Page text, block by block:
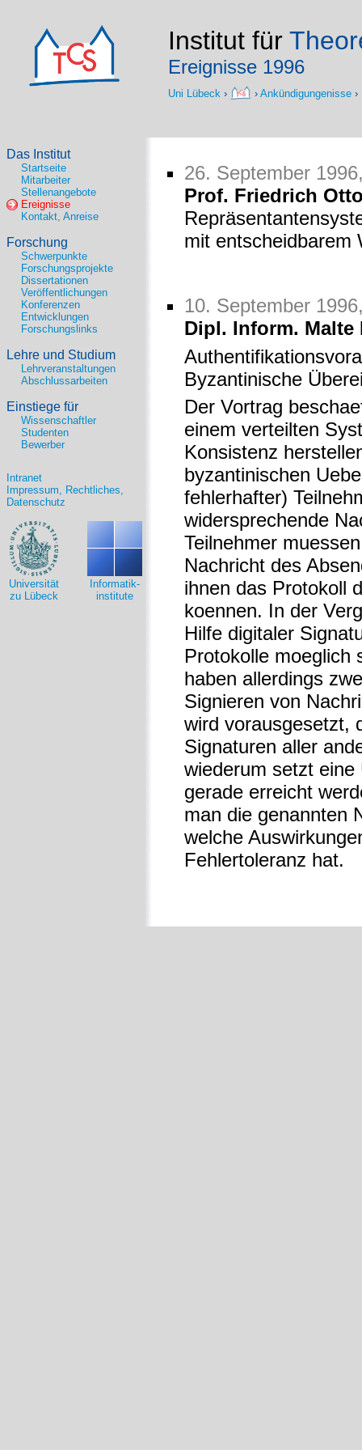
Institut für
Ereignisse 1996
Uni Lübeck › › Ankündigungenisse ›
Das Institut
Startseite
Mitarbeiter
Stellenangebote
Ereignisse
Kontakt, Anreise
Forschung
Schwerpunkte
Forschungsprojekte
Dissertationen
Veröffentlichungen
Konferenzen
Entwicklungen
Forschungslinks
Lehre und Studium
Lehrveranstaltungen
Abschlussarbeiten
Einstiege für
Wissenschaftler
Studenten
Bewerber
Intranet
Impressum, Rechtliches,
Datenschutz
Universität
zu Lübeck
Informatik-
institute
26. September
Prof. Friedrich
mit entscheidbarem
10. September
Dipl. Inform.
Byzantinische
Der Vortrag
einem verteilten
Konsistenz
byzantinischen
fehlerhafter)
widersprechende
Teilnehmer
Nachricht des
ihnen das Protokoll
koennen. In der
Hilfe digitaler
Protokolle moeglich
haben allerdings
Signieren von
wird vorausgesetzt,
Signaturen aller
wiederum setzt
gerade erreicht
man die genannten
welche
Fehlertoleranz hat.